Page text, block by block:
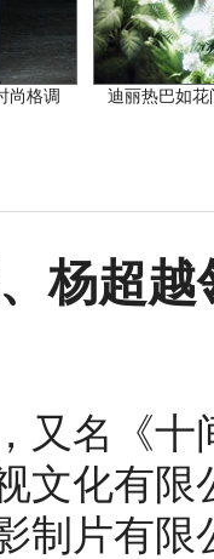
尚格调 迪丽热巴如花
杨超
又名《
文化有
制片有